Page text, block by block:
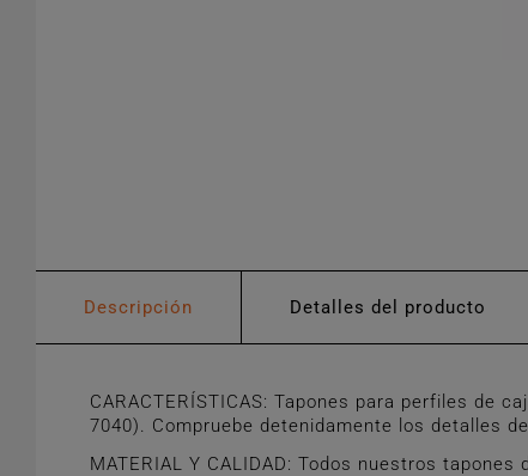
Descripción Detalles del producto
CARACTERÍSTICAS: Tapones para perfiles de
7040). Compruebe detenidamente los detalles
MATERIAL Y CALIDAD: Todos nuestros